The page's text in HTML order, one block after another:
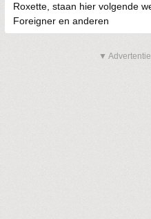
Roxette, staan hier volgende
Foreigner en anderen
▼